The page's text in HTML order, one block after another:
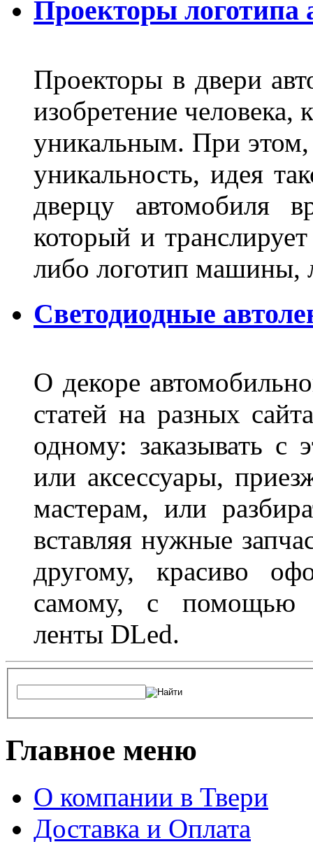
Проекторы логотипа
Проекторы в двери
изобретение человека,
уникальным. При этом,
уникальность, идея
дверцу автомобиля
который и
либо логотип машины,
Светодиодные
О декоре
статей на разных
одному: заказывать с
или аксессуары,
мастерам, или
вставляя нужные
другому, красиво
самому, с помощью
ленты DLed.
Главное меню
О компании в Твери
Доставка и Оплата